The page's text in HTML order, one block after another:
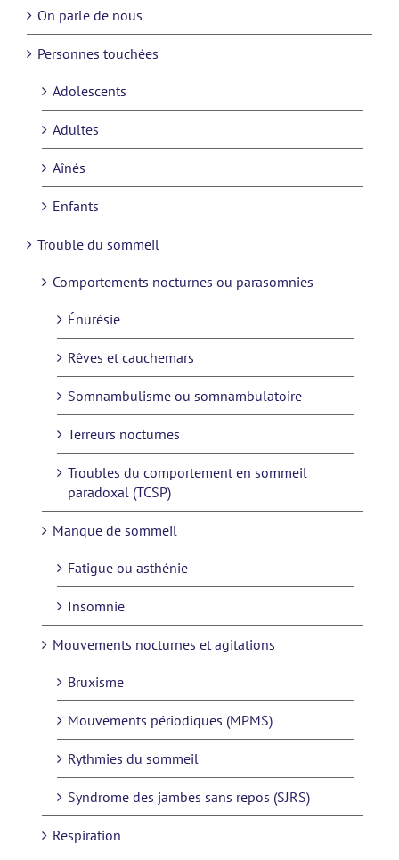
On parle de nous
Personnes touchées
Adolescents
Adultes
Aînés
Enfants
Trouble du sommeil
Comportements nocturnes ou parasomnies
Énurésie
Rêves et cauchemars
Somnambulisme ou somnambulatoire
Terreurs nocturnes
Troubles du comportement en sommeil
paradoxal (TCSP)
Manque de sommeil
Fatigue ou asthénie
Insomnie
Mouvements nocturnes et agitations
Bruxisme
Mouvements périodiques (MPMS)
Rythmies du sommeil
Syndrome des jambes sans repos (SJRS)
Respiration